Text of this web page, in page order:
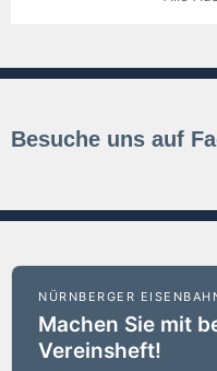
Besuche uns auf
NÜRNBERGER
Machen Sie mit
Vereinsheft!